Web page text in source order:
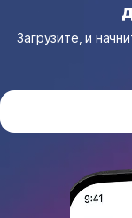
Загрузите, и